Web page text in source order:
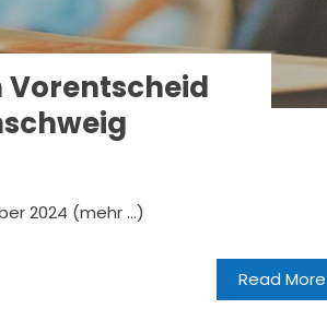
Vorentscheid
2024 (mehr …)
Read More